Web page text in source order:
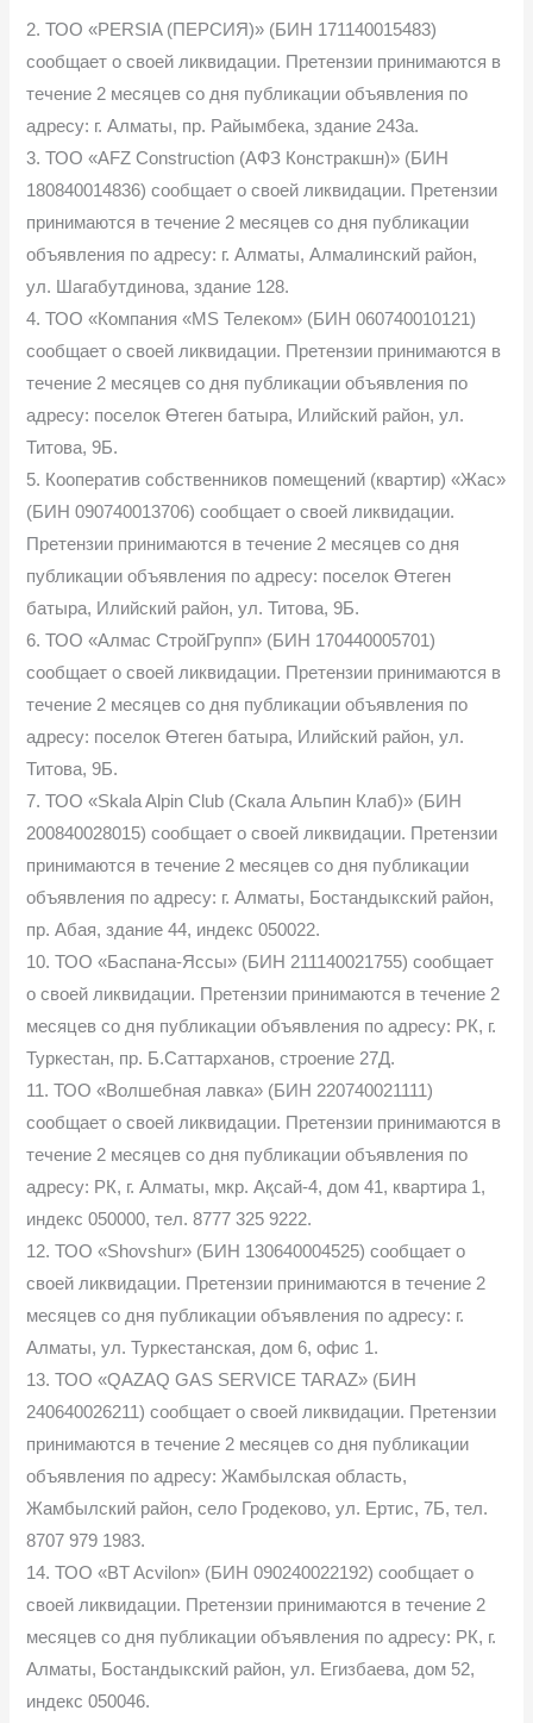
2. ТОО «PERSIA (ПЕРСИЯ)» (БИН 171140015483)
сообщает о своей ликвидации. Претензии принимаются в
течение 2 месяцев со дня публикации объявления по
адресу: г. Алматы, пр. Райымбека, здание 243а.
3. ТОО «AFZ Construction (АФЗ Констракшн)» (БИН
180840014836) сообщает о своей ликвидации. Претензии
принимаются в течение 2 месяцев со дня публикации
объявления по адресу: г. Алматы, Алмалинский район,
ул. Шагабутдинова, здание 128.
4. ТОО «Компания «MS Телеком» (БИН 060740010121)
сообщает о своей ликвидации. Претензии принимаются в
течение 2 месяцев со дня публикации объявления по
адресу: поселок Өтеген батыра, Илийский район, ул.
Титова, 9Б.
5. Кооператив собственников помещений (квартир) «Жас»
(БИН 090740013706) сообщает о своей ликвидации.
Претензии принимаются в течение 2 месяцев со дня
публикации объявления по адресу: поселок Өтеген
батыра, Илийский район, ул. Титова, 9Б.
6. ТОО «Алмас СтройГрупп» (БИН 170440005701)
сообщает о своей ликвидации. Претензии принимаются в
течение 2 месяцев со дня публикации объявления по
адресу: поселок Өтеген батыра, Илийский район, ул.
Титова, 9Б.
7. ТОО «Skala Alpin Club (Скала Альпин Клаб)» (БИН
200840028015) сообщает о своей ликвидации. Претензии
принимаются в течение 2 месяцев со дня публикации
объявления по адресу: г. Алматы, Бостандыкский район,
пр. Абая, здание 44, индекс 050022.
10. ТОО «Баспана-Яссы» (БИН 211140021755) сообщает
о своей ликвидации. Претензии принимаются в течение 2
месяцев со дня публикации объявления по адресу: РК, г.
Туркестан, пр. Б.Саттарханов, строение 27Д.
11. ТОО «Волшебная лавка» (БИН 220740021111)
сообщает о своей ликвидации. Претензии принимаются в
течение 2 месяцев со дня публикации объявления по
адресу: РК, г. Алматы, мкр. Ақсай-4, дом 41, квартира 1,
индекс 050000, тел. 8777 325 9222.
12. ТОО «Shovshur» (БИН 130640004525) сообщает о
своей ликвидации. Претензии принимаются в течение 2
месяцев со дня публикации объявления по адресу: г.
Алматы, ул. Туркестанская, дом 6, офис 1.
13. ТОО «QAZAQ GAS SERVICE TARAZ» (БИН
240640026211) сообщает о своей ликвидации. Претензии
принимаются в течение 2 месяцев со дня публикации
объявления по адресу: Жамбылская область,
Жамбылский район, село Гродеково, ул. Ертис, 7Б, тел.
8707 979 1983.
14. ТОО «BT Acvilon» (БИН 090240022192) сообщает о
своей ликвидации. Претензии принимаются в течение 2
месяцев со дня публикации объявления по адресу: РК, г.
Алматы, Бостандыкский район, ул. Егизбаева, дом 52,
индекс 050046.